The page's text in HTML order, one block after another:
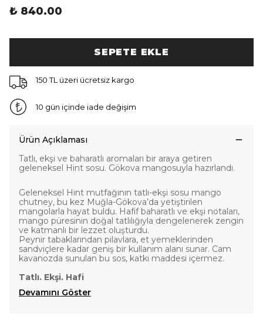
₺ 840.00
SEPETE EKLE
150 TL üzeri ücretsiz kargo
10 gün içinde iade değişim
Ürün Açıklaması
Tatlı, ekşi ve baharatlı aromaları bir araya getiren
geleneksel Hint sosu. Gökova mangosuyla hazırlandı.
Geleneksel Hint mutfağının tatlı-ekşi sosu mango
chutney, bu kez Muğla-Gökova’da yetiştirilen
mangolarla hayat buldu. Hafif baharatlı ve ekşi notaları,
mango püresinin doğal tatlılığıyla dengelenerek zengin
ve katmanlı bir lezzet oluşturdu.
Peynir tabaklarından pilavlara, et yemeklerinden
sandviçlere kadar geniş bir kullanım alanı sunar. Cam
kavanozda sunulan bu sos, katkı maddesi içermez.
Tatlı. Ekşi. Hafi
Devamını Göster